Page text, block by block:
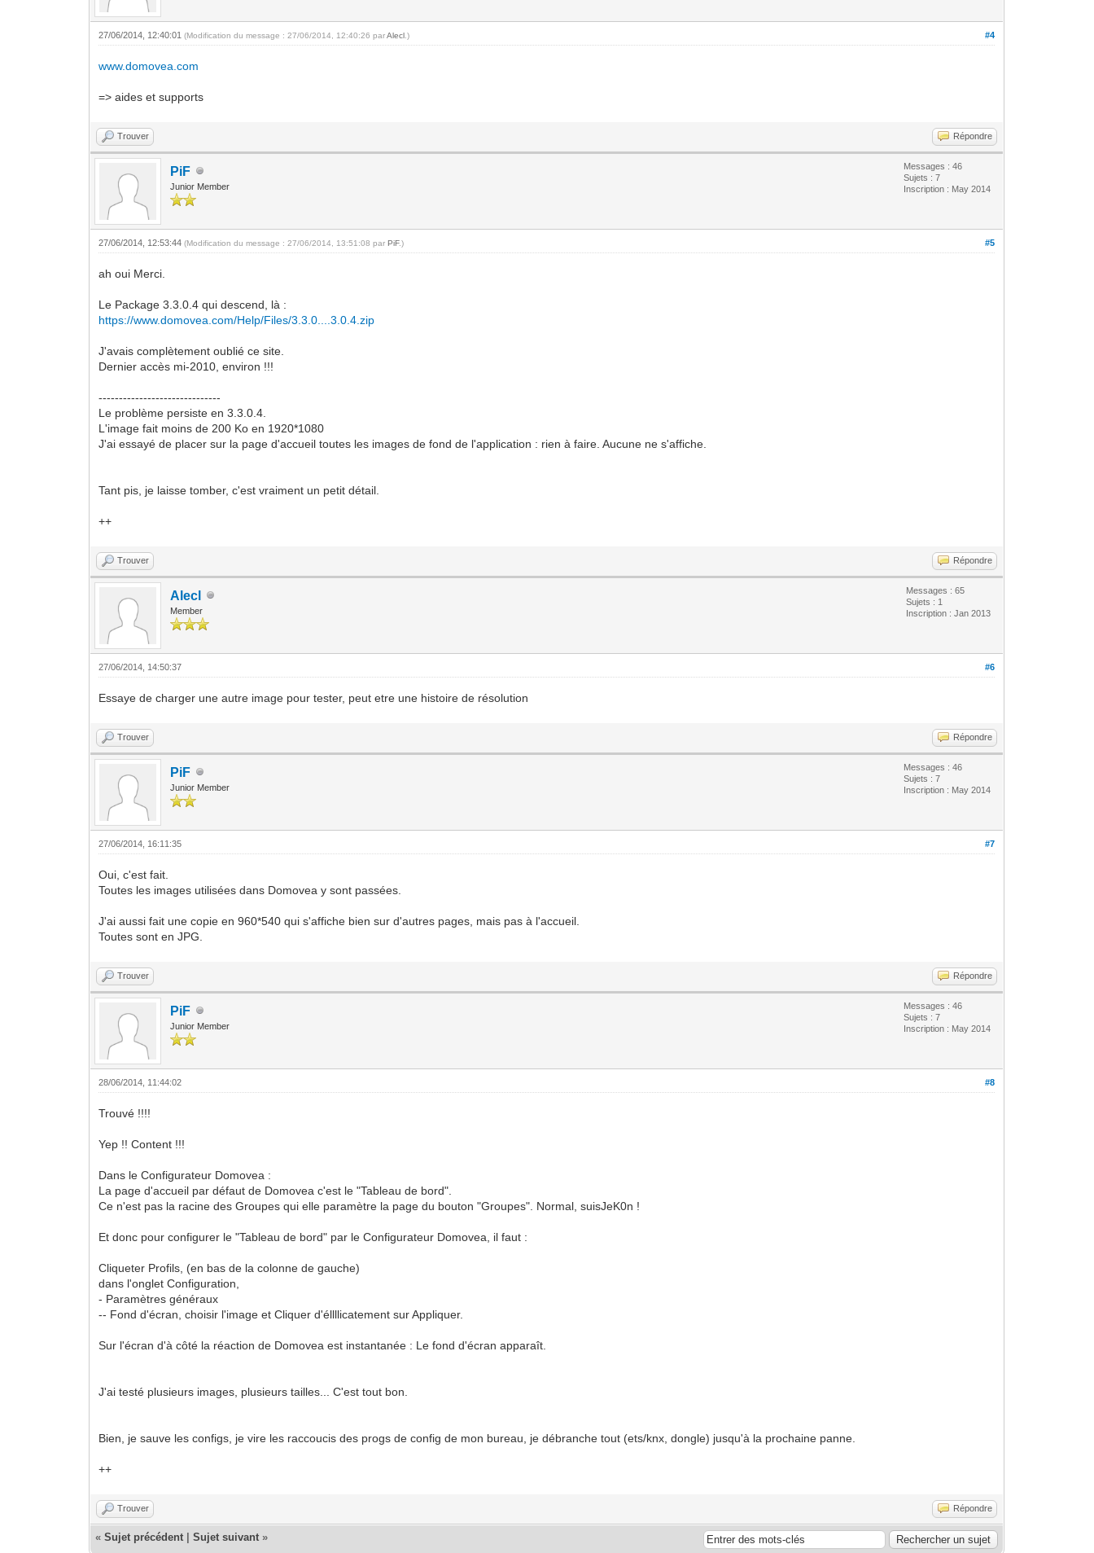
#4
27/06/2014, 12:40:01(Modification du message : 27/06/2014, 12:40:26 parAlecl .)
www.domovea.com
=> aides et supports
Trouver Répondre
PiF
Junior Member
Messages : 46
Sujets : 7
Inscription : May 2014
#5
27/06/2014, 12:53:44(Modification du message : 27/06/2014, 13:51:08 parPiF.)
ah oui Merci.
Le Package 3.3.0.4 qui descend, là :
https://www.domovea.com/Help/Files/3.3.0....3.0.4.zip
J'avais complètement oublié ce site.
Dernier accès mi-2010, environ !!!
------------------------------
Le problème persiste en 3.3.0.4.
L'image fait moins de 200 Ko en 1920*1080
J'ai essayé de placer sur la page d'accueil toutes les images de fond de l'application : rien à faire. Aucune ne s'affiche.
Tant pis, je laisse tomber, c'est vraiment un petit détail.
++
Trouver Répondre
Alecl
Member
Messages : 65
Sujets : 1
Inscription : Jan 2013
#6
27/06/2014, 14:50:37
Essaye de charger une autre image pour tester, peut etre une histoire de résolution
Trouver Répondre
PiF
Junior Member
Messages : 46
Sujets : 7
Inscription : May 2014
#7
27/06/2014, 16:11:35
Oui, c'est fait.
Toutes les images utilisées dans Domovea y sont passées.
J'ai aussi fait une copie en 960*540 qui s'affiche bien sur d'autres pages, mais pas à l'accueil.
Toutes sont en JPG.
Trouver Répondre
PiF
Junior Member
Messages : 46
Sujets : 7
Inscription : May 2014
#8
28/06/2014, 11:44:02
Trouvé !!!!
Yep !! Content !!!
Dans le Configurateur Domovea :
La page d'accueil par défaut de Domovea c'est le "Tableau de bord".
Ce n'est pas la racine des Groupes qui elle paramètre la page du bouton "Groupes". Normal, suisJeK0n !
Et donc pour configurer le "Tableau de bord" par le Configurateur Domovea, il faut :
Cliqueter Profils, (en bas de la colonne de gauche)
dans l'onglet Configuration,
- Paramètres généraux
-- Fond d'écran, choisir l'image et Cliquer d'éllllicatement sur Appliquer.
Sur l'écran d'à côté la réaction de Domovea est instantanée : Le fond d'écran apparaît.
J'ai testé plusieurs images, plusieurs tailles... C'est tout bon.
Bien, je sauve les configs, je vire les raccoucis des progs de config de mon bureau, je débranche tout (ets/knx, dongle) jusqu'à la prochaine panne.
++
Trouver Répondre
«Sujet précédent |Sujet suivant »